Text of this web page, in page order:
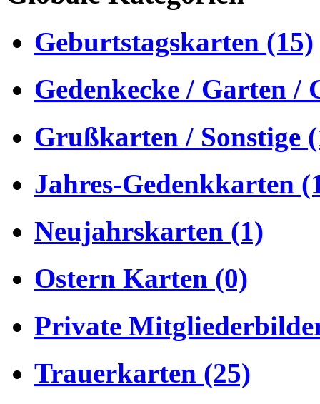
Geburtstagskarten (15)
Gedenkecke / Garten /
Grußkarten / Sonstige
Jahres-Gedenkkarten
Neujahrskarten (1)
Ostern Karten (0)
Private
Trauerkarten (25)